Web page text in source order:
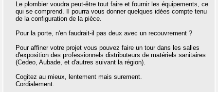
Le plombier voudra peut-être tout faire et fournir les équipements, ce
qui se comprend. Il pourra vous donner quelques idées compte tenu
de la configuration de la pièce.
Pour la porte, n'en faudrait-il pas deux avec un recouvrement ?
Pour affiner votre projet vous pouvez faire un tour dans les salles
d'exposition des professionnels distributeurs de matériels sanitaires
(Cedeo, Aubade, et d'autres suivant la région).
Cogitez au mieux, lentement mais surement.
Cordialement.